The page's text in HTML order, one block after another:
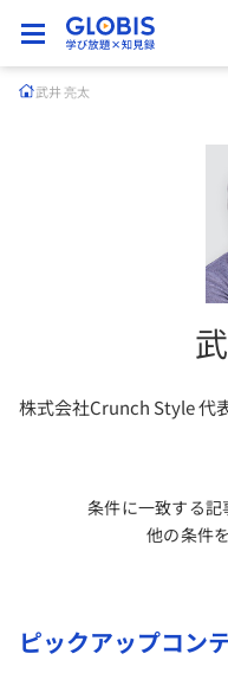
武井 亮太
株式会社Crunch Style 代
条件に一致する記
他の条件
ピックアップコン